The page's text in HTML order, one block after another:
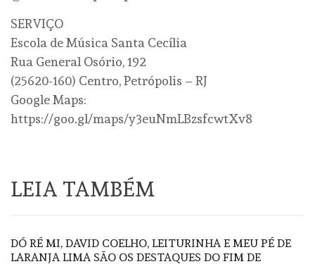
SERVIÇO
Escola de Música Santa Cecília
Rua General Osório, 192
(25620-160) Centro, Petrópolis – RJ
Google Maps:
https://goo.gl/maps/y3euNmLBzsfcwtXv8
LEIA TAMBÉM
DÓ RÉ MI, DAVID COELHO, LEITURINHA E MEU PÉ DE
LARANJA LIMA SÃO OS DESTAQUES DO FIM DE